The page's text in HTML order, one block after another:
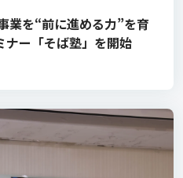
業を“前に進める力”を育
ナー「そば塾」を開始